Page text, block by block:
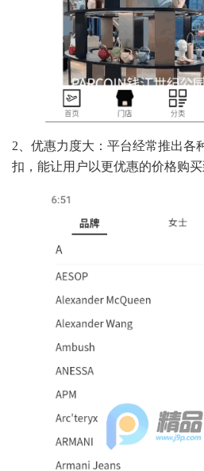
2、优惠力度大：平台经常推出各
扣，能让用户以更优惠的价格购买